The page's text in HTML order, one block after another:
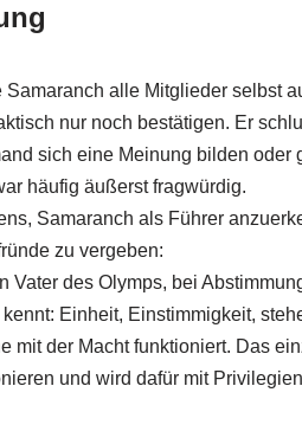
Samaranch alle Mitglieder selbst
nur noch bestätigen. Er
sich eine Meinung bilden oder
häufig äußerst fragwürdig.
Samaranch als Führer
zu vergeben:
Vater des Olymps, bei
Einheit, Einstimmigkeit,
mit der Macht funktioniert. Das
und wird dafür mit